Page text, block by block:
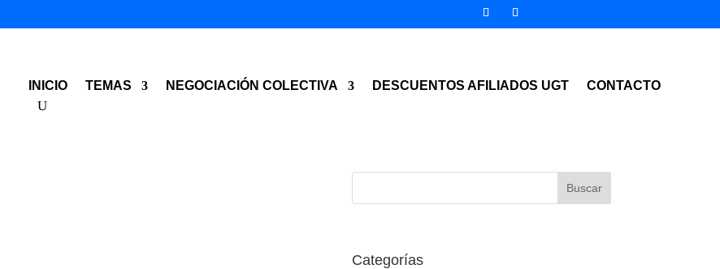
INICIO TEMAS NEGOCIACIÓN COLECTIVA DESCUENTOS AFILIADOS UGT CONTACTO
Categorías